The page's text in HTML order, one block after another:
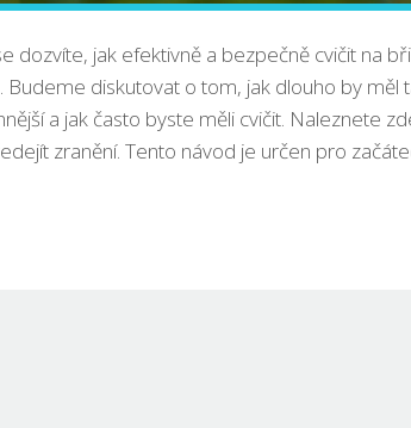
dozvíte, jak efektivně a bezpečně cvičit na
Budeme diskutovat o tom, jak dlouho by měl
a jak často byste měli cvičit. Naleznete
zranění. Tento návod je určen pro